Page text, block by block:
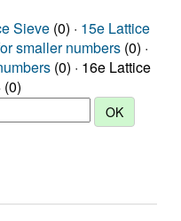
Sieve (0) · 15e Lattice
smaller numbers (0) ·
(0) · 16e Lattice